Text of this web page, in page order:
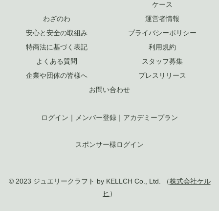
ケース
わざのわ
運営者情報
安心と安全の取組み
プライバシーポリシー
特商法に基づく表記
利用規約
よくある質問
スタッフ募集
企業や団体の皆様へ
プレスリリース
お問い合わせ
ログイン ｜ メンバー登録 ｜ アカデミープラン
スポンサー様ログイン
© 2023 ジュエリークラフト by KELLCH Co., Ltd. （株式会社ケル
ヒ ）